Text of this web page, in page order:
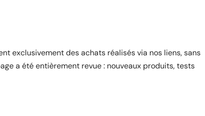
exclusivement des achats réalisés via nos liens, sans
a été entièrement revue : nouveaux produits, tests